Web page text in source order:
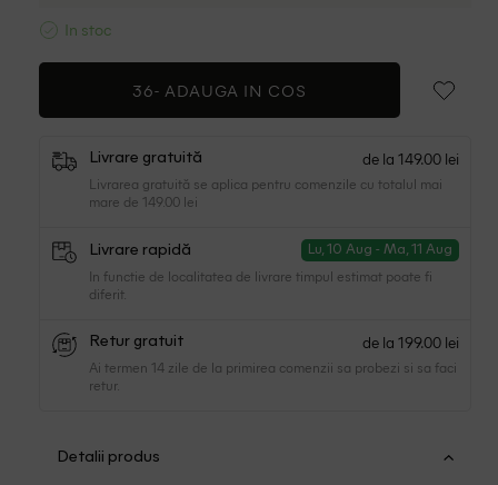
In stoc
36- ADAUGA IN COS
Livrare gratuită de la 149.00 lei
Livrarea gratuită se aplica pentru comenzile cu totalul mai
mare de 149.00 lei
Livrare rapidă Lu, 10 Aug - Ma, 11 Aug
In functie de localitatea de livrare timpul estimat poate fi
diferit.
Retur gratuit de la 199.00 lei
Ai termen 14 zile de la primirea comenzii sa probezi si sa faci
retur.
Detalii produs